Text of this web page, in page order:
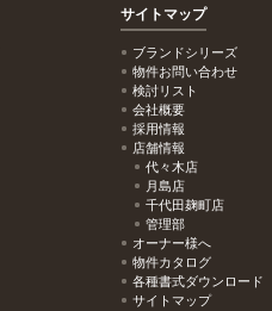
サイトマップ
ブランドシリーズ
物件お問い合わせ
検討リスト
会社概要
採用情報
店舗情報
代々木店
月島店
千代田麹町店
管理部
オーナー様へ
物件カタログ
各種書式ダウンロード
サイトマップ